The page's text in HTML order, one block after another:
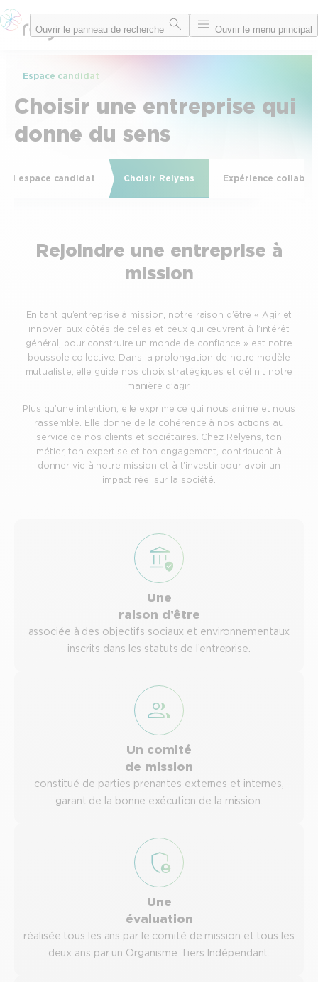
Aller
au
Ouvrir le panneau de recherche Ouvrir le menu principal
Espace candidat
Choisir une entreprise qui
donne du sens
espace candidat Choisir Relyens Expérience
Rejoindre une entreprise à
mission
En tant qu’entreprise à mission, notre raison d’être « Agir et
innover, aux côtés de celles et ceux qui œuvrent à l’intérêt
général, pour construire un monde de confiance » est notre
boussole collective. Dans la prolongation de notre modèle
mutualiste, elle guide nos choix stratégiques et définit notre
manière d’agir.
Plus qu’une intention, elle exprime ce qui nous anime et nous
rassemble. Elle donne de la cohérence à nos actions au
service de nos clients et sociétaires. Chez Relyens, ton
métier, ton expertise et ton engagement, contribuent à
donner vie à notre mission et à t’investir pour avoir un
impact réel sur la société.
Une
raison d’être
associée à des objectifs sociaux et environnementaux
inscrits dans les statuts de l’entreprise.
Un comité
de mission
constitué de parties prenantes externes et internes,
garant de la bonne exécution de la mission.
Une
évaluation
réalisée tous les ans par le comité de mission et tous les
deux ans par un Organisme Tiers Indépendant.